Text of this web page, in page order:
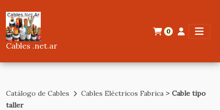
Cables .net.ar
0
Catálogo de Cables Cables Eléctricos Fabrica > Cable tipo
taller